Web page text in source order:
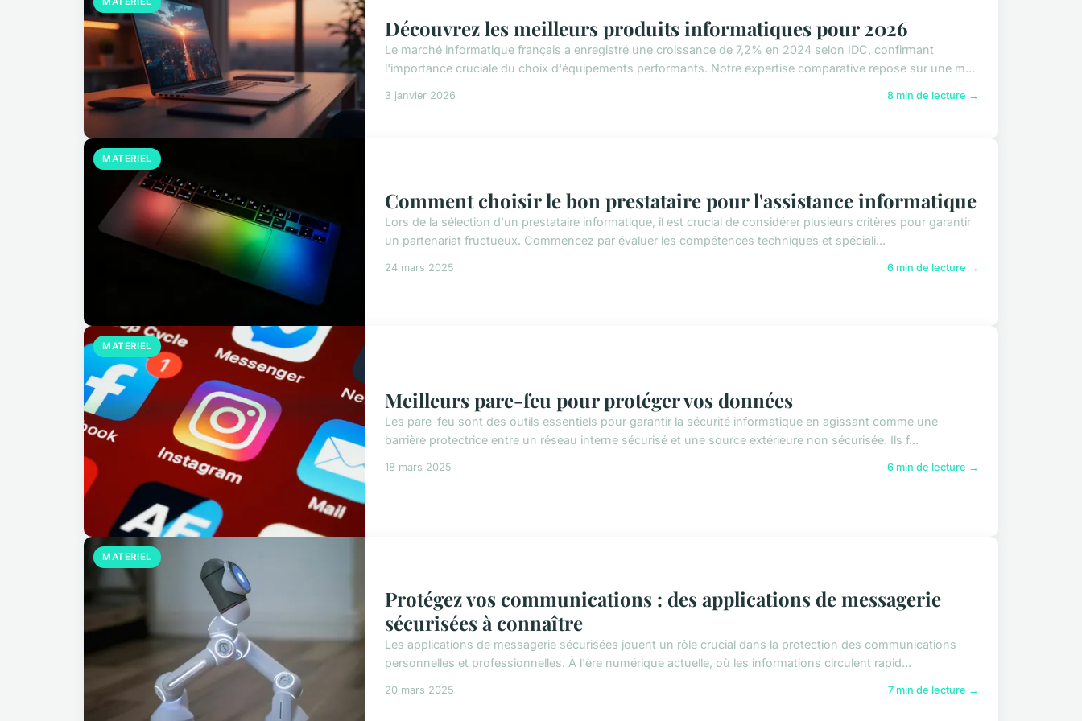
Découvrez les meilleurs produits informatiques pour 2026
Le marché informatique français a enregistré une croissance de 7,2% en 2024 selon IDC, confirmant
l'importance cruciale du choix d'équipements performants. Notre expertise comparative repose sur une m...
3 janvier 2026 8 min de lecture →
MATERIEL
Comment choisir le bon prestataire pour l'assistance informatique
Lors de la sélection d'un prestataire informatique, il est crucial de considérer plusieurs critères pour garantir
un partenariat fructueux. Commencez par évaluer les compétences techniques et spéciali...
24 mars 2025 6 min de lecture →
MATERIEL
Meilleurs pare-feu pour protéger vos données
Les pare-feu sont des outils essentiels pour garantir la sécurité informatique en agissant comme une
barrière protectrice entre un réseau interne sécurisé et une source extérieure non sécurisée. Ils f...
18 mars 2025 6 min de lecture →
MATERIEL
Protégez vos communications : des applications de messagerie
sécurisées à connaître
Les applications de messagerie sécurisées jouent un rôle crucial dans la protection des communications
personnelles et professionnelles. À l'ère numérique actuelle, où les informations circulent rapid...
20 mars 2025 7 min de lecture →